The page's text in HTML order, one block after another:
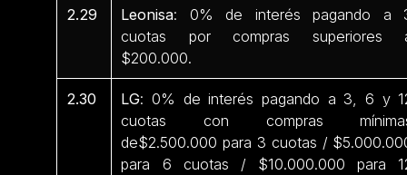
2.29 Leonisa: 0% de interés pagando a
cuotas por compras superiores
$200.000.
2.30 LG: 0% de interés pagando a 3, 6 y
cuotas con compras
de$2.500.000 para 3 cuotas /
para 6 cuotas / $10.000.000 para